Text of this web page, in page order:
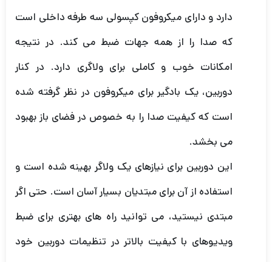
دارد و دارای میکروفون کپسولی سه طرفه داخلی است
که صدا را از همه جهات ضبط می کند. در نتیجه
امکانات خوب و کاملی برای ولاگری دارد. در کنار
دوربین، یک بادگیر برای میکروفون در نظر گرفته شده
است که کیفیت صدا را به خصوص در فضای باز بهبود
می بخشد.
این دوربین برای نیازهای یک ولاگر بهینه شده است و
استفاده از آن برای مبتدیان بسیار آسان است. حتی اگر
مبتدی نیستید، می توانید راه های بهتری برای ضبط
ویدیوهای با کیفیت بالاتر در تنظیمات دوربین خود